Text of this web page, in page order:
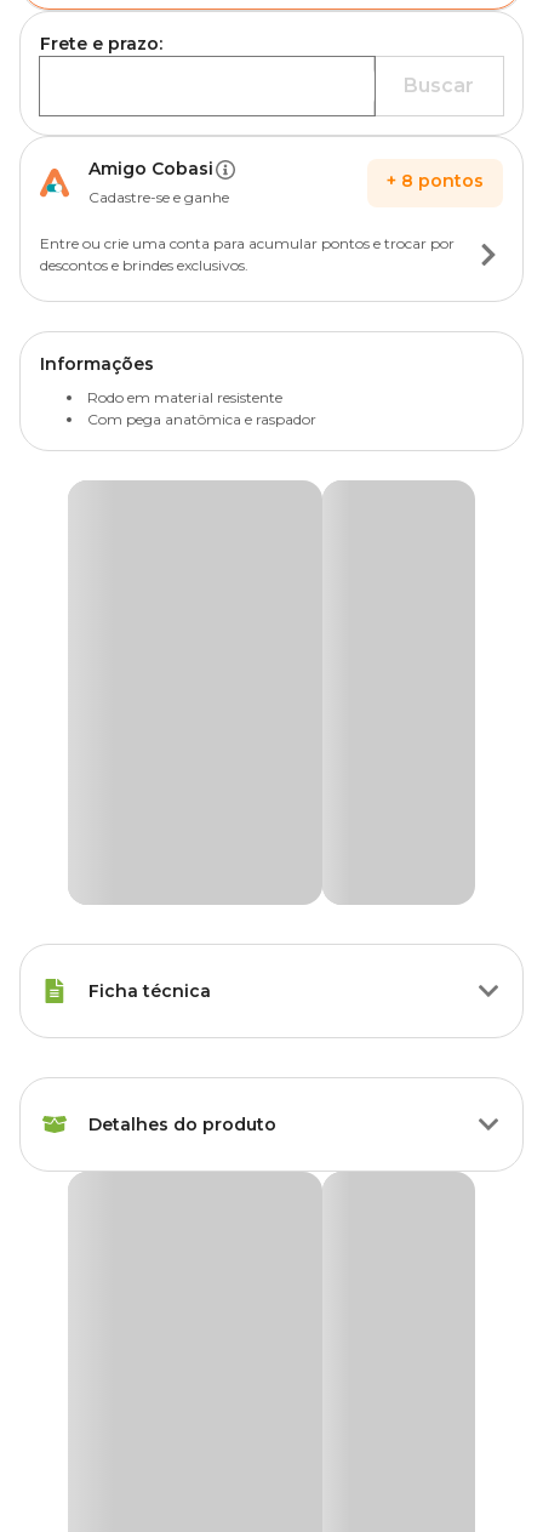
Frete e prazo:
Buscar
Amigo Cobasi
Cadastre-se e ganhe
+ 8 pontos
Entre ou crie uma conta para acumular pontos e trocar por
descontos e brindes exclusivos.
Informações
Rodo em material resistente
Com pega anatômica e raspador
Ficha técnica
Gênero
Detalhes do produto